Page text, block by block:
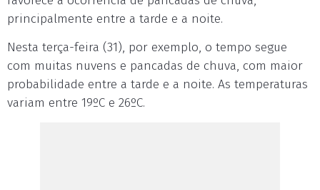
principalmente entre a tarde e a noite.
Nesta terça-feira (31), por exemplo, o tempo segue
com muitas nuvens e pancadas de chuva, com maior
probabilidade entre a tarde e a noite. As temperaturas
variam entre 19ºC e 26ºC.